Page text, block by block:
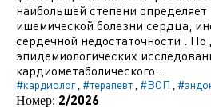
наибольшей степени определяет
ишемической болезни сердца,
сердечной недостаточности .
эпидемиологических
кардиометаболического...
#кардиолог, #терапевт, #ВОП ,
Номер: 2/2026